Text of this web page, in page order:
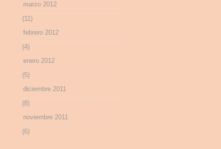
marzo 2012
(11)
febrero 2012
(4)
enero 2012
(5)
diciembre 2011
(8)
noviembre 2011
(6)